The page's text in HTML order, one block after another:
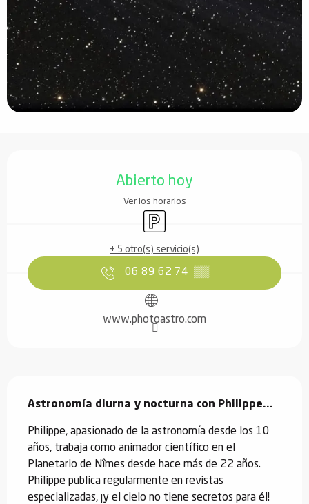
Abierto hoy
Ver los horarios
Aparcamiento
+ 5 otro(s) servicio(s)
06 89 62 74 ▒▒
www.photoastro.com
Astronomía diurna y nocturna con Philippe...
Philippe, apasionado de la astronomía desde los 10
años, trabaja como animador científico en el
Planetario de Nîmes desde hace más de 22 años.
Philippe publica regularmente en revistas
especializadas, ¡y el cielo no tiene secretos para él!